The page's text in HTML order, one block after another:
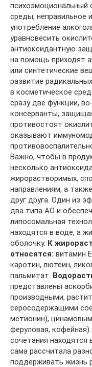
психоэмоциональный
среды, неправильное
употребление
уравновесить
антиоксидантную
на помощь приходят
или синтетические
развитие
в косметическое
сразу две функции,
консерванты,
противостоят
оказывают
Важно, чтобы в
несколько
жирорастворимых,
направлениям, а
друг друга. Один из
два типа АО и
липосомальная
находятся в воде, а
оболочку. К
относятся: витамин
каротин, лютеин,
пальмитат.
представлены
производными,
серосодержащими
метионин),
феруловая,
сочетания находятся
сама рассчитала
поддерживать жизнь